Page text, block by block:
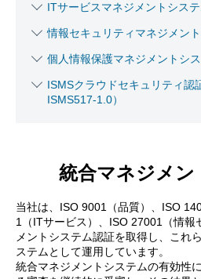
ITサービスマネジメントシス
情報セキュリティマネジメン
個人情報保護マネジメントシ
ISMSクラウドセキュリティ認
ISMS517-1.0）
統合マネジメン
当社は、ISO 9001（品質）、ISO
1（ITサービス）、ISO 27001（情報
メントシステム認証を取得し、これ
ステムとして運用しています。
統合マネジメントシステムの有効性